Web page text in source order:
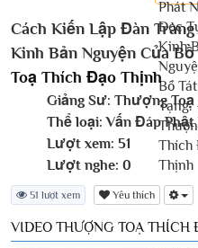
Cách Kiến Lập Đàn
Kinh Bản Nguyện Của
Toạ Thích Đạo Thịnh
Giảng Sư: Thượng
Thể loại: Vấn Đáp Phật
Lượt xem: 51
Lượt nghe: 0
51 lượt xem Yêu thích
VIDEO THƯỢNG TOẠ THÍCH